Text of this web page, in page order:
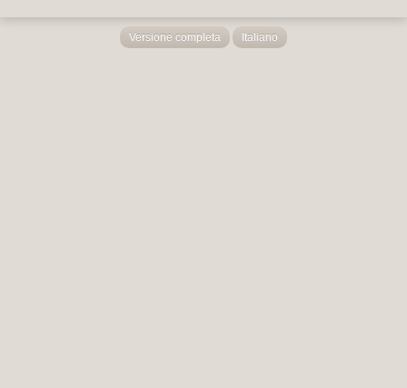
Versione completa Italiano